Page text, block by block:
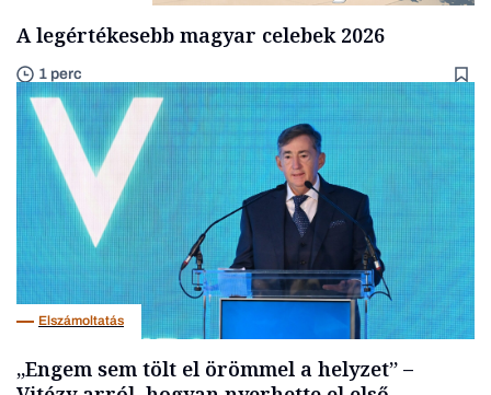
A legértékesebb magyar celebek 2026
1 perc
Elszámoltatás
„Engem sem tölt el örömmel a helyzet” –